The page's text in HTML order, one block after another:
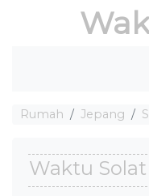
Rumah Jepang
Waktu